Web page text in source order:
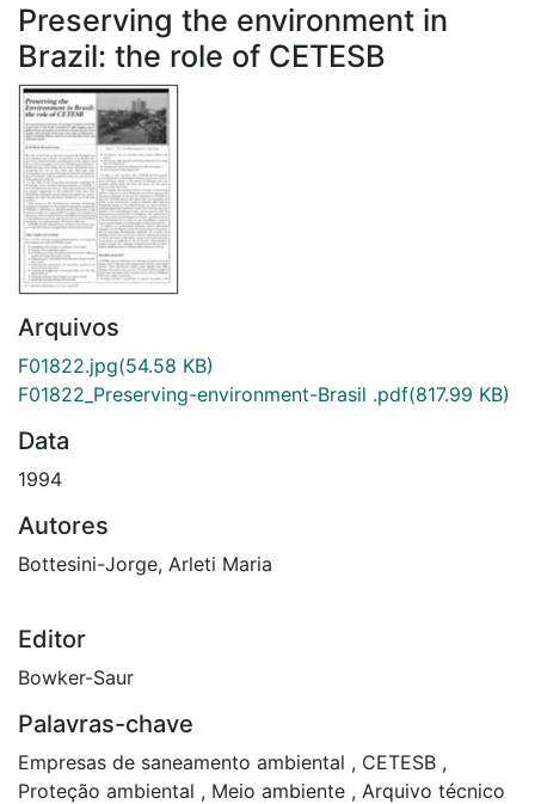
Repositório
Doações/Aquisições
Fale Conosco
Preserving the environment in
Brazil: the role of CETESB
Arquivos
F01822.jpg(54.58 KB)
F01822_Preserving-environment-Brasil .pdf(817.99 KB)
Data
1994
Autores
Bottesini-Jorge, Arleti Maria
Editor
Bowker-Saur
Palavras-chave
Empresas de saneamento ambiental , CETESB ,
Proteção ambiental , Meio ambiente , Arquivo técnico